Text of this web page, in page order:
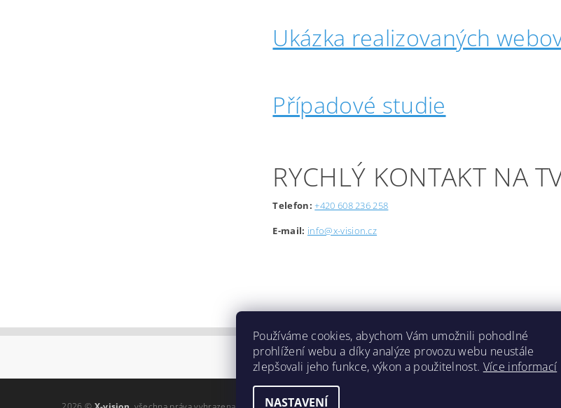
Ukázka realizovaných
Případové studie
RYCHLÝ KONTAKT NA
Telefon: +420 608 236 258
E-mail: info@x-vision.cz
Lokality
Používáme cookies, abychom Vám umožnili pohodlné
prohlížení webu a díky analýze provozu webu neustále
zlepšovali jeho funkce, výkon a použitelnost. Více informací
NASTAVENÍ